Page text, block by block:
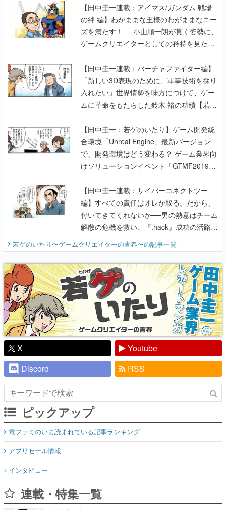
ゲームクリエイターとしての矜持を見た
【若ゲのいたり最終回】
【田中圭一連載：バーチャファイター編】
「新しい3D表現のために、軍事技術を採り
入れたい」世界情勢を味方につけて、ゲー
ムに革命をもたらした鈴木 裕の功績【若ゲ
のいたり】
【田中圭一：若ゲのいたり】ゲーム開発統
合環境「Unreal Engine」最新バージョン
で、開発環境はどう変わる？ ゲーム業界向
けソリューションイベント「GTMF2019」
に行って、より理解を深めよう【PR】
【田中圭一連載：サイバーコネクトツー
編】すべての責任はオレが取る。だから、
付いてきてくれないか──男の熱意はチーム
解散の危機を救い、『.hack』成功の活路を
開く。業界の快男児・松山 洋に流れる血は
『少年ジャンプ』色だった【若ゲのいた
り】
若ゲのいたり〜ゲームクリエイターの青春〜の記事一覧
X
Youtube
Discord
RSS
ピックアップ
電ファミのいま読まれている記事ランキング
アプリセール情報
インタビュー
連載・特集一覧
くの人々に読まれた、電ファミ渾身の“殿堂入り”記事をまとめま
した。